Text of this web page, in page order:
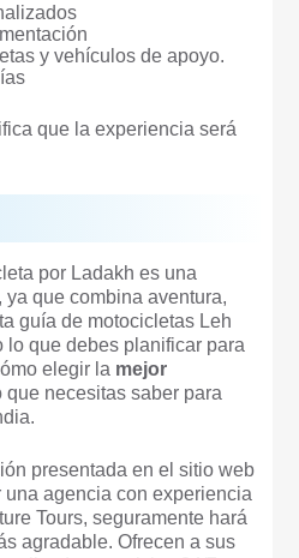
y vehículos de apoyo.
que la experiencia será
por Ladakh es una
que combina aventura,
guía de motocicletas Leh
lo que debes planificar para
elegir la mejor
que necesitas saber para
presentada en el sitio web
agencia con experiencia
Tours, seguramente hará
agradable. Ofrecen a sus